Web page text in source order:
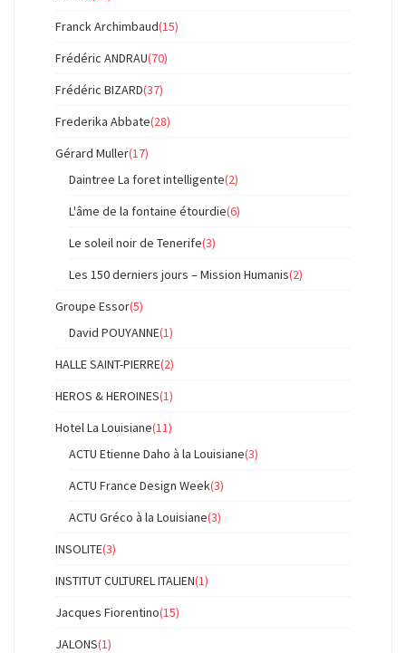
Franck Archimbaud(15)
Frédéric ANDRAU(70)
Frédéric BIZARD(37)
Frederika Abbate(28)
Gérard Muller(17)
Daintree La foret intelligente(2)
L'âme de la fontaine étourdie(6)
Le soleil noir de Tenerife(3)
Les 150 derniers jours – Mission Humanis(2)
Groupe Essor(5)
David POUYANNE(1)
HALLE SAINT-PIERRE(2)
HEROS & HEROINES(1)
Hotel La Louisiane(11)
ACTU Etienne Daho à la Louisiane(3)
ACTU France Design Week(3)
ACTU Gréco à la Louisiane(3)
INSOLITE(3)
INSTITUT CULTUREL ITALIEN(1)
Jacques Fiorentino(15)
JALONS(1)